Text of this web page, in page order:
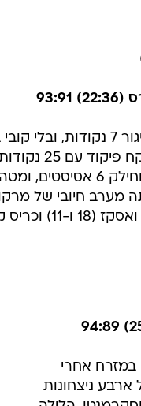
(6.5 משחקים אחרי
ריבאונדים, רמון